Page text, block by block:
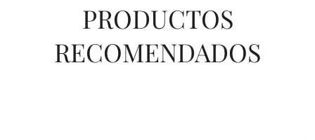
PRODUCTOS
RECOMENDADOS